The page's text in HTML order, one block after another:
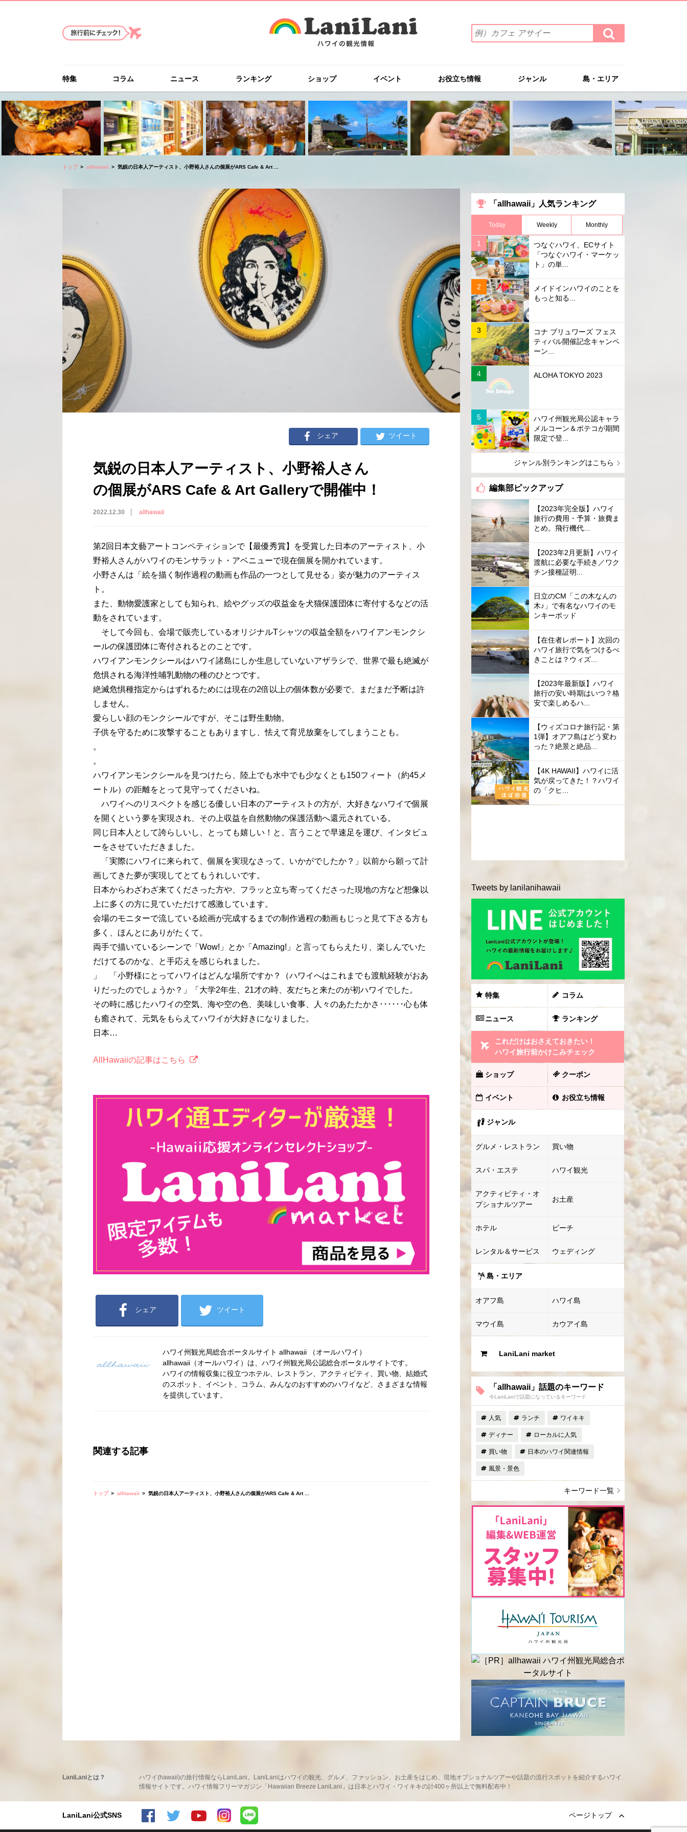
索
ワ
を
入
力
(例）
カ
フ
ェ
イ
ー
検
索
す
特集 コラム ニュース ランキング ショップ イベント お役立ち情報 ジャンル 島・エリア
トップ allhawaii 気鋭の日本人アーティスト、小野裕人さんの個展がARS Cafe & Art ...
シェア ツイート
気鋭の日本人アーティスト、小野裕人さん
の個展がARS Cafe & Art Galleryで開催中！
2022.12.30 allhawaii
第2回日本文藝アートコンペティションで【最優秀賞】を受賞した日本のアーティスト、小
野裕人さんがハワイのモンサラット・アベニューで現在個展を開かれています。
小野さんは「絵を描く制作過程の動画も作品の一つとして見せる」姿が魅力のアーティス
ト。
また、動物愛護家としても知られ、絵やグッズの収益金を犬猫保護団体に寄付するなどの活
動をされています。
そして今回も、会場で販売しているオリジナルTシャツの収益全額をハワイアンモンクシ
ールの保護団体に寄付されるとのことです。
ハワイアンモンクシールはハワイ諸島にしか生息していないアザラシで、世界で最も絶滅が
危惧される海洋性哺乳動物の種のひとつです。
絶滅危惧種指定からはずれるためには現在の2倍以上の個体数が必要で、まだまだ予断は許
しません。
愛らしい顔のモンクシールですが、そこは野生動物。
子供を守るために攻撃することもありますし、怯えて育児放棄をしてしまうことも。
。
。
ハワイアンモンクシールを見つけたら、陸上でも水中でも少なくとも150フィート（約45メ
ートル）の距離をとって見守ってくださいね。
ハワイへのリスペクトを感じる優しい日本のアーティストの方が、大好きなハワイで個展
を開くという夢を実現され、その上収益を自然動物の保護活動へ還元されている。
同じ日本人として誇らしいし、とっても嬉しい！と、言うことで早速足を運び、インタビュ
ーをさせていただきました。
「実際にハワイに来られて、個展を実現なさって、いかがでしたか？」以前から願って計
画してきた夢が実現してとてもうれしいです。
日本からわざわざ来てくださった方や、フラッと立ち寄ってくださった現地の方など想像以
上に多くの方に見ていただけて感激しています。
会場のモニターで流している絵画が完成するまでの制作過程の動画もじっと見て下さる方も
多く、ほんとにありがたくて。
両手で描いているシーンで「Wow!」とか「Amazing!」と言ってもらえたり、楽しんでいた
だけてるのかな、と手応えを感じられました。
」 「小野様にとってハワイはどんな場所ですか？（ハワイへはこれまでも渡航経験がおあ
りだったのでしょうか？」「大学2年生、21才の時、友だちと来たのが初ハワイでした。
その時に感じたハワイの空気、海や空の色、美味しい食事、人々のあたたかさ･･････心も体
も癒されて、元気をもらえてハワイが大好きになりました。
日本…
AllHawaiiの記事はこちら
シェア ツイート
ハワイ州観光局総合ポータルサイト allhawaii （オールハワイ）
allhawaii（オールハワイ）は、ハワイ州観光局公認総合ポータルサイトです。
ハワイの情報収集に役立つホテル、レストラン、アクティビティ、買い物、結婚式
のスポット、イベント、コラム、みんなのおすすめのハワイなど、さまざまな情報
を提供しています。
関連する記事
トップ allhawaii 気鋭の日本人アーティスト、小野裕人さんの個展がARS Cafe & Art ...
「allhawaii」人気ランキング
Today Weekly Monthly
つなぐハワイ、ECサイト
「つなぐハワイ・マーケッ
ト」の単...
メイドインハワイのことを
もっと知る...
コナ ブリュワーズ フェス
ティバル開催記念キャンペ
ーン...
ALOHA TOKYO 2023
ハワイ州観光局公認キャラ
メルコーン＆ポテコが期間
限定で登...
ジャンル別ランキングはこちら
編集部ピックアップ
【2023年完全版】ハワイ
旅行の費用・予算・旅費ま
とめ。飛行機代...
【2023年2月更新】ハワイ
渡航に必要な手続き／ワク
チン接種証明...
日立のCM「この木なんの
木♪」で有名なハワイのモ
ンキーポッド
【在住者レポート】次回の
ハワイ旅行で気をつけるべ
きことは？ウィズ...
【2023年最新版】ハワイ
旅行の安い時期はいつ？格
安で楽しめるハ...
【ウィズコロナ旅行記・第
1弾】オアフ島はどう変わ
った？絶景と絶品...
【4K HAWAII】ハワイに活
気が戻ってきた！？ハワイ
の「クヒ...
Tweets by lanilanihawaii
特集 コラム
ニュース ランキング
これだけはおさえておきたい！
ハワイ旅行前かけこみチェック
ショップ クーポン
イベント お役立ち情報
ジャンル
グルメ・レストラン 買い物
スパ・エステ ハワイ観光
アクティビティ・オ
プショナルツアー
お土産
ホテル ビーチ
レンタル＆サービス ウェディング
島・エリア
オアフ島 ハワイ島
マウイ島 カウアイ島
LaniLani market
「allhawaii」話題のキーワード
今LaniLaniで話題になっているキーワード
人気 ランチ ワイキキ
ディナー ローカルに人気
買い物 日本のハワイ関連情報
風景・景色
キーワード一覧
LaniLaniとは？
ハワイ(hawaii)の旅行情報ならLaniLani。LaniLaniはハワイの観光、グルメ、ファッション、お土産をはじめ、現地オプショナルツアーや話題の流行スポットを紹介するハワイ
情報サイトです。ハワイ情報フリーマガジン「Hawaiian Breeze LaniLani」は日本とハワイ・ワイキキの計400ヶ所以上で無料配布中！
LaniLani公式SNS
LaniLaniのFacebookを見る
LaniLaniのInstagramを見る LaniLaniのLINEを見る
ページトップ